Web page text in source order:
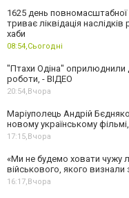
1625 день
триває ліквідація наслідків
хаби
08:54,Сьогодні
"Птахи Одіна" оприлюднили
роботи, - ВІДЕО
20:54,Вчора
Маріуполець Андрій
новому українському
17:15,Вчора
«Ми не будемо ховати чужу
військового, якого визнали
16:17,Вчора